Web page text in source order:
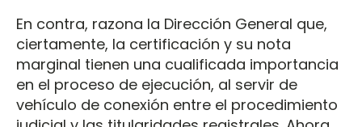
En contra, razona la Dirección General que,
ciertamente, la certificación y su nota
marginal tienen una cualificada importancia
en el proceso de ejecución, al servir de
vehículo de conexión entre el procedimiento